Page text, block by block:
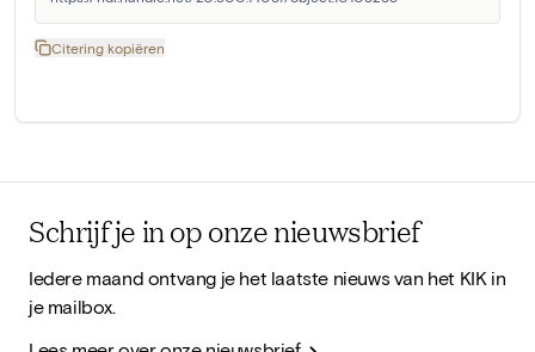
Citering kopiëren
Schrijf je in op onze nieuwsbrief
Iedere maand ontvang je het laatste nieuws van het KIK in
je mailbox.